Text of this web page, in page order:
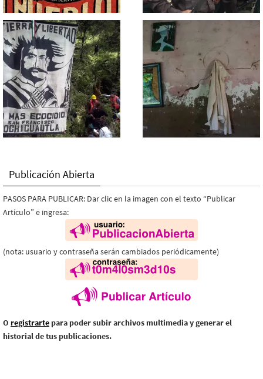
Publicación Abierta
PASOS PARA PUBLICAR: Dar clic en la imagen con el texto “Publicar
Artículo” e ingresa:
(nota: usuario y contraseña serán cambiados periódicamente)
O registrarte para poder subir archivos multimedia y generar el
historial de tus publicaciones.